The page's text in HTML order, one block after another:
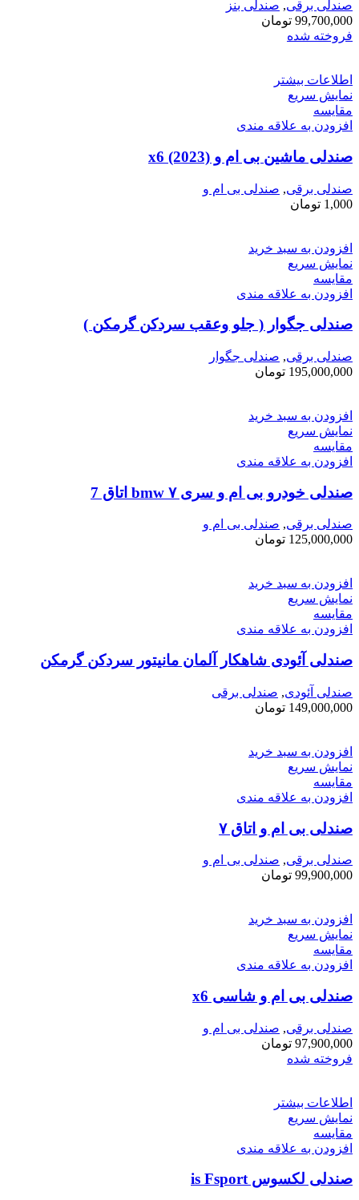
صندلی برقی, صندلی بنز
99,700,000 تومان
فروخته شده
اطلاعات بیشتر
نمایش سریع
مقايسه
افزودن به علاقه مندی
صندلی ماشین بی ام و x6 (2023)
صندلی برقی, صندلی بی ام و
1,000 تومان
افزودن به سبد خرید
نمایش سریع
مقايسه
افزودن به علاقه مندی
صندلی جگوار ( جلو وعقب سردکن گرمکن )
صندلی برقی, صندلی جگوار
195,000,000 تومان
افزودن به سبد خرید
نمایش سریع
مقايسه
افزودن به علاقه مندی
صندلی خودرو بی ام و سری ۷ bmw اتاق ‌7
صندلی برقی, صندلی بی ام و
125,000,000 تومان
افزودن به سبد خرید
نمایش سریع
مقايسه
افزودن به علاقه مندی
صندلی آئودی شاهکار آلمان مانیتور سردکن گرمکن
صندلی آئودی, صندلی برقی
149,000,000 تومان
افزودن به سبد خرید
نمایش سریع
مقايسه
افزودن به علاقه مندی
صندلی بی ام و اتاق ۷
صندلی برقی, صندلی بی ام و
99,900,000 تومان
افزودن به سبد خرید
نمایش سریع
مقايسه
افزودن به علاقه مندی
صندلی بی ام و شاسی x6
صندلی برقی, صندلی بی ام و
97,900,000 تومان
فروخته شده
اطلاعات بیشتر
نمایش سریع
مقايسه
افزودن به علاقه مندی
صندلی لکسوس is Fsport